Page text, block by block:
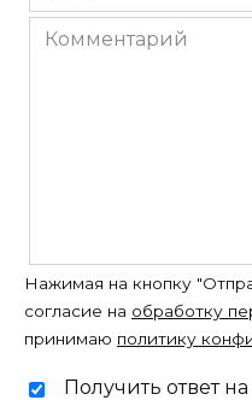
*
Комментарий
Нажимая на кнопку
согласие на обработку
принимаю политику
Получить ответ